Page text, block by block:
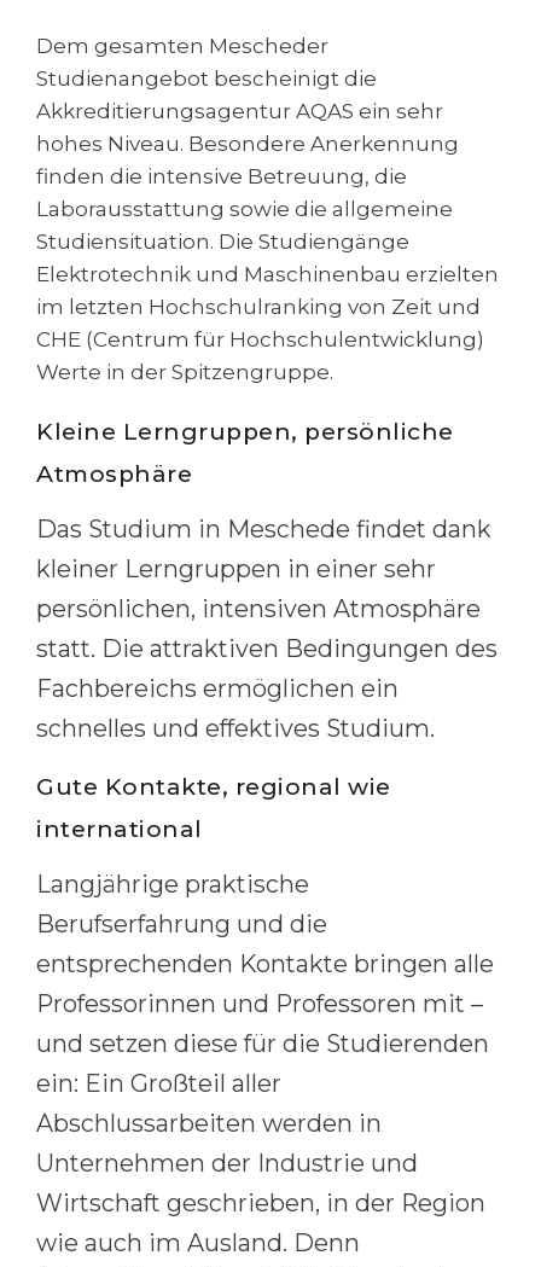
PROFESSIONS
Professions
Fields of Study
Sample Vacancies
Holland Test
Interest Map Test
Success at
100%
Our students successfully enroll in
CONSULTATION!
WE APPLY FOR...
Medicine
Engineering
Physics
Management
Other Field
WE APPLY FROM...
Russia
Kazakhstan
Azerbaijan
Armenia
Belarus
Other Country
BOOK A CONSULTATION
Dem gesamten Mescheder
Studienangebot bescheinigt die
Akkreditierungsagentur AQAS ein sehr
hohes Niveau. Besondere Anerkennung
finden die intensive Betreuung, die
Laborausstattung sowie die allgemeine
Studiensituation. Die Studiengänge
Elektrotechnik und Maschinenbau erzielten
im letzten Hochschulranking von Zeit und
CHE (Centrum für Hochschulentwicklung)
Werte in der Spitzengruppe.
Kleine Lerngruppen, persönliche
Atmosphäre
Das Studium in Meschede findet dank
kleiner Lerngruppen in einer sehr
persönlichen, intensiven Atmosphäre
statt. Die attraktiven Bedingungen des
Fachbereichs ermöglichen ein
schnelles und effektives Studium.
Gute Kontakte, regional wie
international
Langjährige praktische
Berufserfahrung und die
entsprechenden Kontakte bringen alle
Professorinnen und Professoren mit –
und setzen diese für die Studierenden
ein: Ein Großteil aller
Abschlussarbeiten werden in
Unternehmen der Industrie und
Wirtschaft geschrieben, in der Region
wie auch im Ausland. Denn